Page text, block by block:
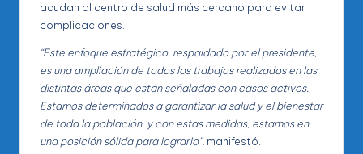
acudan al centro de salud más cercano para evitar
complicaciones.
“Este enfoque estratégico, respaldado por el presidente,
es una ampliación de todos los trabajos realizados en las
distintas áreas que están señaladas con casos activos.
Estamos determinados a garantizar la salud y el bienestar
de toda la población, y con estas medidas, estamos en
una posición sólida para lograrlo”, manifestó.